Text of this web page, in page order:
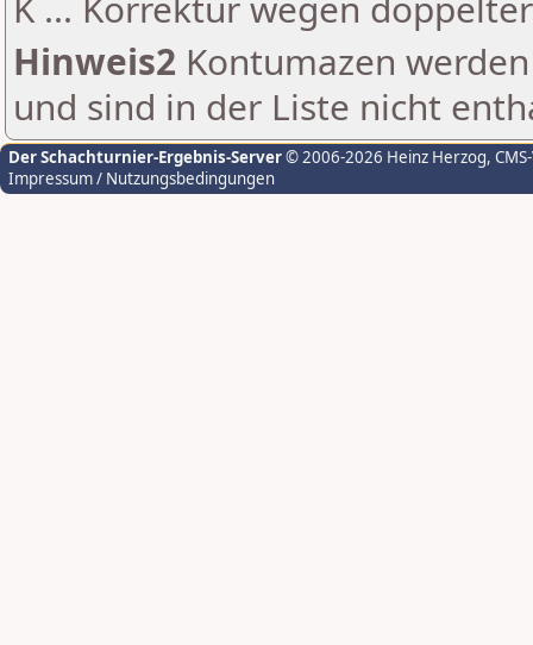
Hinweis2 Kontumazen
und sind in der Liste nicht
Der Schachturnier-Ergebnis-Server© 2006-2026 Heinz Herzog,
Impressum / Nutzungsbedingungen